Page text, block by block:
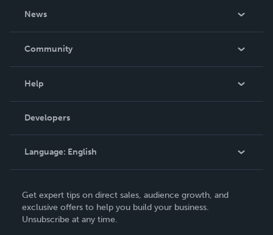
News
In The News
Community
Podcast
Help
Order Lookup
Knowledge Base
Contact Support
Developers
Language: English
Deutsch
Français
Get expert tips on direct sales, audience growth, and
exclusive offers to help you build your business.
Unsubscribe at any time.